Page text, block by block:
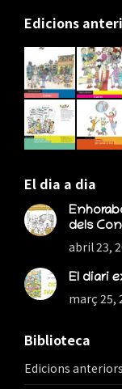
opens
in
new
window
opens
in
new
window
opens
in
new
Edicions
El dia a dia
dels
abril 23,
El diari
març 25,
Biblioteca
Edicions anteriors